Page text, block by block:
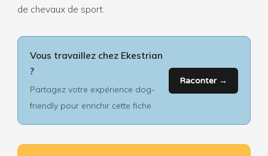
de chevaux de sport.
Vous travaillez chez Ekestrian
?
Partagez votre expérience dog-
friendly pour enrichir cette fiche
Raconter →